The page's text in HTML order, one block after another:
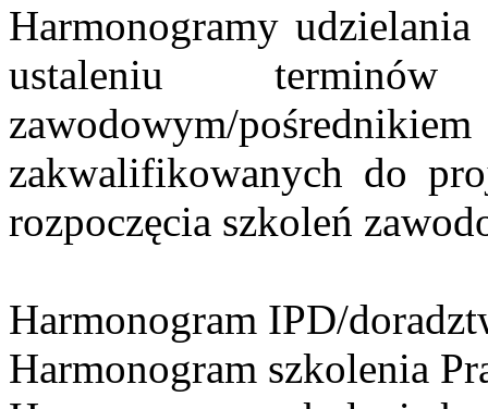
Harmonogramy
ustaleniu
zawodowym/
zakwalifikowanych do
rozpoczęcia szkoleń
Harmonogram IPD/
Harmonogram szkolenia